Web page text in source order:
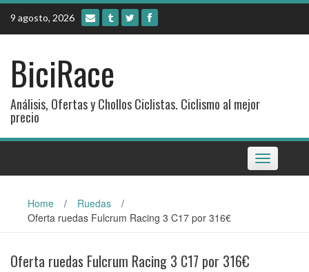
Skip
content
9 agosto, 2026
BiciRace
Análisis, Ofertas y Chollos Ciclistas. Ciclismo al mejor
precio
Toggle
navigation
Home / Ruedas
/
Oferta ruedas Fulcrum Racing 3 C17 por 316€
Oferta ruedas Fulcrum Racing 3 C17 por 316€